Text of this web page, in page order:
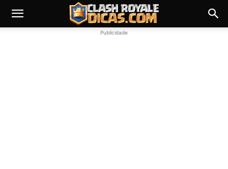
Publicidade